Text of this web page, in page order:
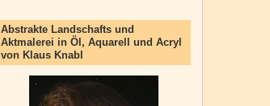
Abstrakte Landschafts und
Aktmalerei in Öl, Aquarell und Acryl
von Klaus Knabl